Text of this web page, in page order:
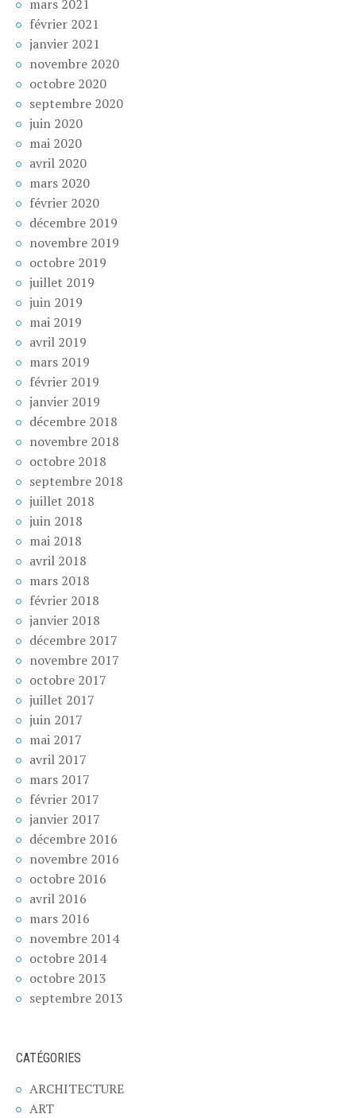
mars 2021
février 2021
janvier 2021
novembre 2020
octobre 2020
septembre 2020
juin 2020
mai 2020
avril 2020
mars 2020
février 2020
décembre 2019
novembre 2019
octobre 2019
juillet 2019
juin 2019
mai 2019
avril 2019
mars 2019
février 2019
janvier 2019
décembre 2018
novembre 2018
octobre 2018
septembre 2018
juillet 2018
juin 2018
mai 2018
avril 2018
mars 2018
février 2018
janvier 2018
décembre 2017
novembre 2017
octobre 2017
juillet 2017
juin 2017
mai 2017
avril 2017
mars 2017
février 2017
janvier 2017
décembre 2016
novembre 2016
octobre 2016
avril 2016
mars 2016
novembre 2014
octobre 2014
octobre 2013
septembre 2013
CATÉGORIES
ARCHITECTURE
ART